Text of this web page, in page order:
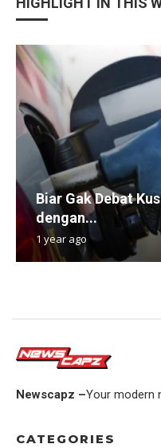
Biar Gak Debat
dengan...
1 year ago
Newscapz –Your modern
CATEGORIES